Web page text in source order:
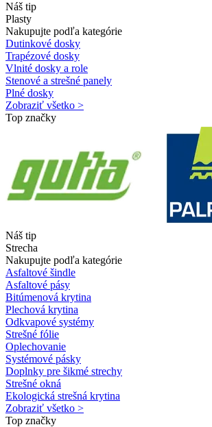
Náš tip
Plasty
Nakupujte podľa kategórie
Dutinkové dosky
Trapézové dosky
Vlnité dosky a role
Stenové a strešné panely
Plné dosky
Zobraziť všetko >
Top značky
Náš tip
Strecha
Nakupujte podľa kategórie
Asfaltové šindle
Asfaltové pásy
Bitúmenová krytina
Plechová krytina
Odkvapové systémy
Strešné fólie
Oplechovanie
Systémové pásky
Doplnky pre šikmé strechy
Strešné okná
Ekologická strešná krytina
Zobraziť všetko >
Top značky